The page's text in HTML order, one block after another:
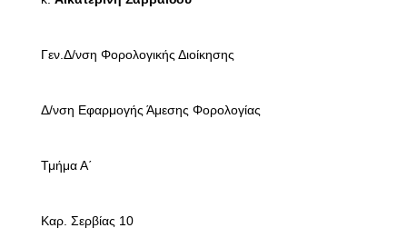
Γεν.Δ/νση Φορολογικής Διοίκησης
Δ/νση Εφαρμογής Άμεσης Φορολογίας
Τμήμα Α΄
Καρ. Σερβίας 10